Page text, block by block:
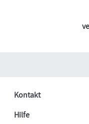
Kontakt
Hilfe